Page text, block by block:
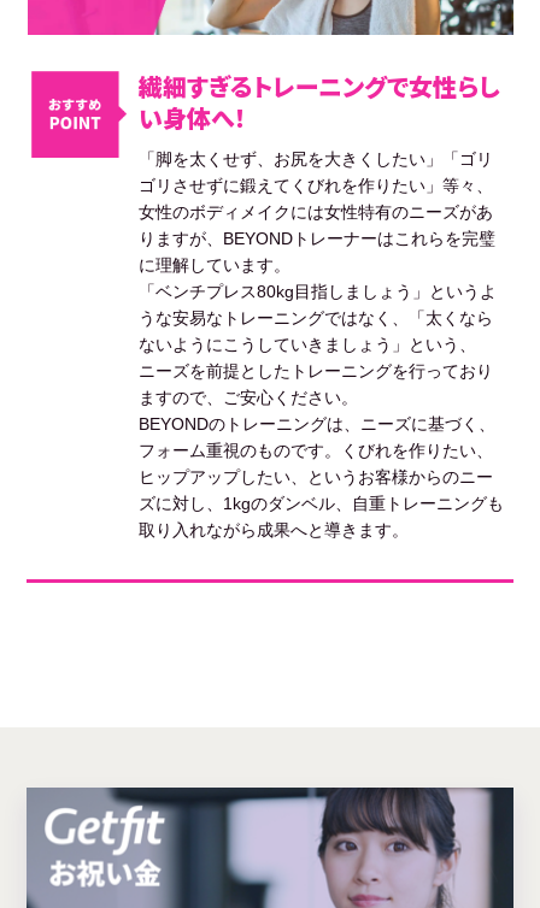
繊細すぎるトレーニングで女性らし
い身体へ！
「脚を太くせず、お尻を大きくしたい」「ゴリ
ゴリさせずに鍛えてくびれを作りたい」等々、
女性のボディメイクには女性特有のニーズがあ
りますが、BEYONDトレーナーはこれらを完璧
に理解しています。
「ベンチプレス80kg目指しましょう」というよ
うな安易なトレーニングではなく、「太くなら
ないようにこうしていきましょう」という、
ニーズを前提としたトレーニングを行っており
ますので、ご安心ください。
BEYONDのトレーニングは、ニーズに基づく、
フォーム重視のものです。くびれを作りたい、
ヒップアップしたい、というお客様からのニー
ズに対し、1kgのダンベル、自重トレーニングも
取り入れながら成果へと導きます。